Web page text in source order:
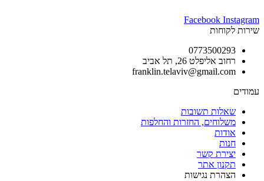
Facebook Instagram
שירות לקוחות
0773500293
רחוב אליפלט 26, תל אביב
franklin.telaviv@gmail.com
עמודים
שאלות תשובות
משלוחים, החזרות והחלפות
אודות
חנות
יצירת קשר
תקנון אתר
הצהרת נגישות